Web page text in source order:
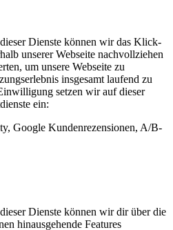
Dienste können wir das Klick-
unserer Webseite nachvollziehen
um unsere Webseite zu
insgesamt laufend zu
setzen wir auf dieser
ein:
Google Kundenrezensionen, A/B-
Dienste können wir dir über die
hinausgehende Features